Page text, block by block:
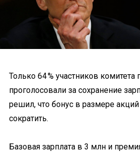
Только 64 % участников
проголосовали за сохранение
решил, что бонус в размере
сократить.
Базовая зарплата в 3 млн и